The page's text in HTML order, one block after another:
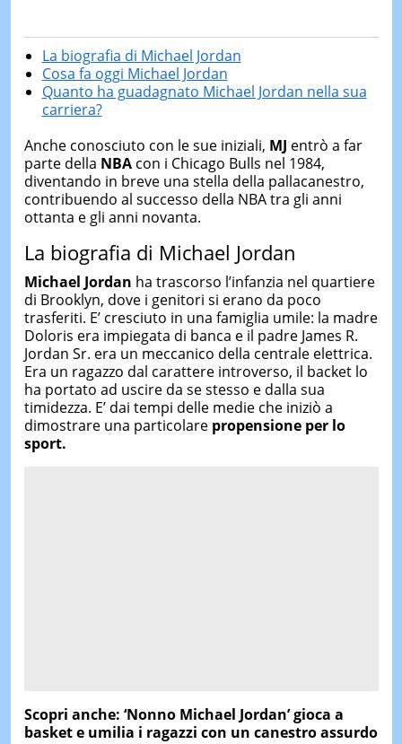
La biografia di Michael Jordan
Cosa fa oggi Michael Jordan
Quanto ha guadagnato Michael Jordan nella sua
carriera?
Anche conosciuto con le sue iniziali, MJ entrò a far
parte della NBAcon i Chicago Bulls nel 1984,
diventando in breve una stella della pallacanestro,
contribuendo al successo della NBA tra gli anni
ottanta e gli anni novanta.
La biografia di Michael Jordan
Michael Jordan ha trascorso l’infanzia nel quartiere
di Brooklyn, dove i genitori si erano da poco
trasferiti. E’ cresciuto in una famiglia umile: la madre
Doloris era impiegata di banca e il padre James R.
Jordan Sr. era un meccanico della centrale elettrica.
Era un ragazzo dal carattere introverso, il backet lo
ha portato ad uscire da se stesso e dalla sua
timidezza. E’ dai tempi delle medie che iniziò a
dimostrare una particolare propensione per lo
sport.
Scopri anche: ‘Nonno Michael Jordan’ gioca a
basket e umilia i ragazzi con un canestro assurdo